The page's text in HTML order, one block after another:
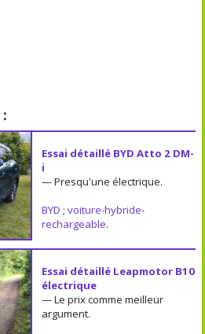
:
Essai détaillé BYD Atto 2 DM-
i
— Presqu'une électrique.
BYD ; voiture-hybride-
rechargeable.
Essai détaillé Leapmotor B10
électrique
— Le prix comme meilleur
argument.